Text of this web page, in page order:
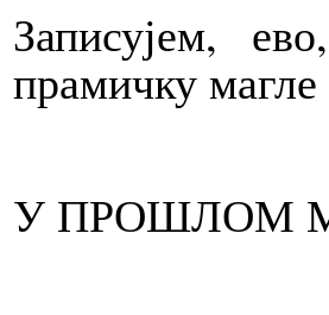
Записујем,
прамичку магле
У ПРОШЛОМ